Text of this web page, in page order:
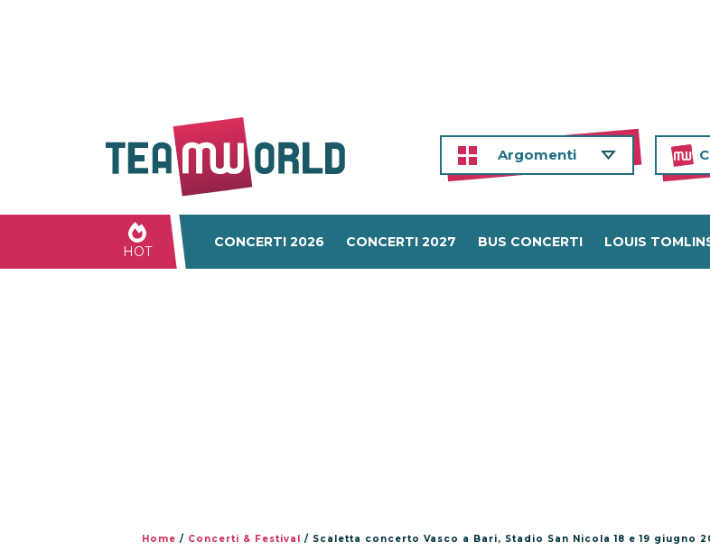
Argomenti
HOT
CONCERTI 2026 CONCERTI 2027 BUS CONCERTI LOUIS
Home / Concerti & Festival / Scaletta concerto Vasco a Bari, Stadio San Nicola 18 e 19 giugno